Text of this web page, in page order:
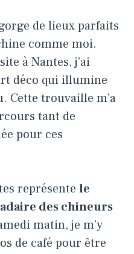
de lieux parfaits
comme moi.
à Nantes, j’ai
déco qui illumine
Cette trouvaille m’a
tant de
pour ces
représente le
des chineurs
matin, je m’y
de café pour être